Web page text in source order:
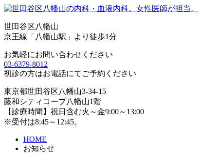
世田谷区八幡山
京王線「八幡山駅」より徒歩1分
お気軽にお問い合わせください
03-6379-8012
初診の方はお電話にてご予約ください
東京都世田谷区八幡山3-34-15
藤和シティコープ八幡山1階
【診療時間】祝日含む火～金9:00～13:00
※受付は8:45～12:45。
HOME
お知らせ